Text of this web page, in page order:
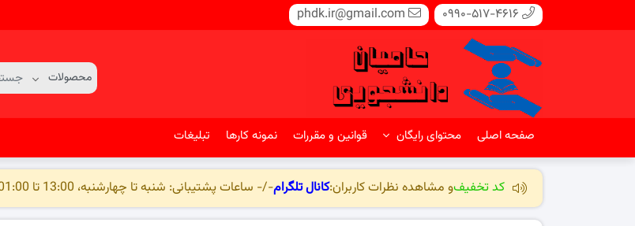
0990-517-4616
phdk.ir@gmail.com
صفحه اصلی محتوای رایگان قوانین و مقررات نمونه کارها تبلیغات
کد تخفیفو مشاهده نظرات کاربران:کانال تلگرام-/- ساعات پشتیبانی: شنبه تا چهارشنبه، 13:00 تا 01:00 -/-